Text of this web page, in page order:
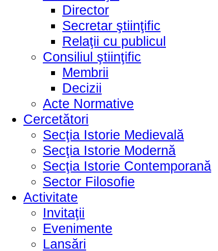
Director
Secretar ştiinţific
Relaţii cu publicul
Consiliul ştiinţific
Membrii
Decizii
Acte Normative
Cercetători
Secţia Istorie Medievală
Secţia Istorie Modernă
Secţia Istorie Contemporană
Sector Filosofie
Activitate
Invitaţii
Evenimente
Lansări